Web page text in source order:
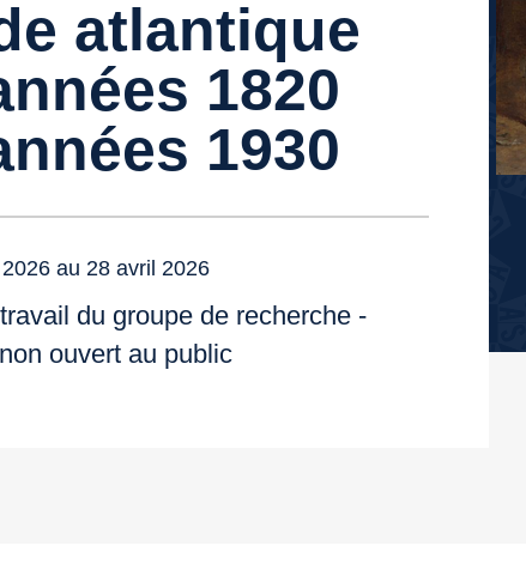
atlantique
1820
1930
au 28 avril 2026
du groupe de recherche -
ouvert au public